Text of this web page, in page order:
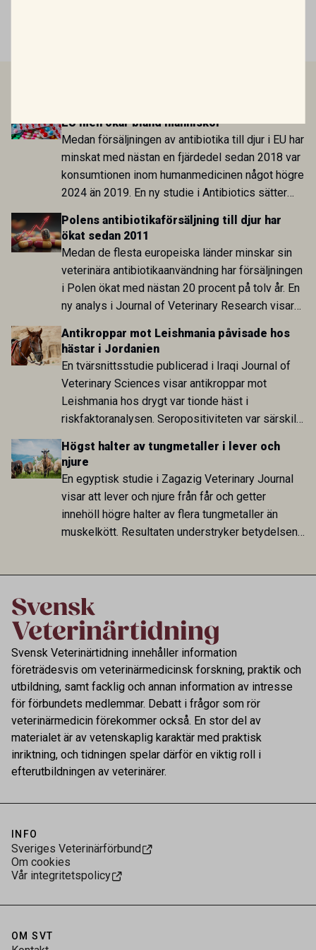
EU men ökar bland människor
Medan försäljningen av antibiotika till djur i EU har
minskat med nästan en fjärdedel sedan 2018 var
konsumtionen inom humanmedicinen något högre
2024 än 2019. En ny studie i Antibiotics sätter
utvecklingen inom de båda sektorerna sida vid
sida och pekar på en obalans i EU:s One Health-
arbete.
Polens antibiotikaförsäljning till djur har
ökat sedan 2011
Medan de flesta europeiska länder minskar sin
veterinära antibiotikaanvändning har försäljningen
i Polen ökat med nästan 20 procent på tolv år. En
ny analys i Journal of Veterinary Research visar
att skillnaden mot lågförbrukarländer som
Sverige är fortsatt stor.
Antikroppar mot Leishmania påvisade hos
hästar i Jordanien
En tvärsnittsstudie publicerad i Iraqi Journal of
Veterinary Sciences visar antikroppar mot
Leishmania hos drygt var tionde häst i
riskfaktoranalysen. Seropositiviteten var särskilt
hög i Zarqa och statistiskt kopplad till bland
annat stallhållning. Resultaten visar att hästarna
har exponerats för parasiten – men inte att de
fungerar som reservoarer eller bidrar till
smittspridning.
Högst halter av tungmetaller i lever och
njure
En egyptisk studie i Zagazig Veterinary Journal
visar att lever och njure från får och getter
innehöll högre halter av flera tungmetaller än
muskelkött. Resultaten understryker betydelsen
Svensk Veterinärtidning innehåller information
företrädesvis om veterinärmedicinsk forskning, praktik och
utbildning, samt facklig och annan information av intresse
för förbundets medlemmar. Debatt i frågor som rör
veterinärmedicin förekommer också. En stor del av
materialet är av vetenskaplig karaktär med praktisk
inriktning, och tidningen spelar därför en viktig roll i
efterutbildningen av veterinärer.
INFO
Sveriges Veterinärförbund
Om cookies
Vår integritetspolicy
OM SVT